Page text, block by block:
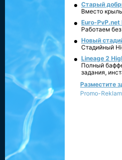
Старый
Вместо
Euro-
Работаем
Новый
Стадийный
Lineage 2
Полный
задания,
Разместите
Promo-